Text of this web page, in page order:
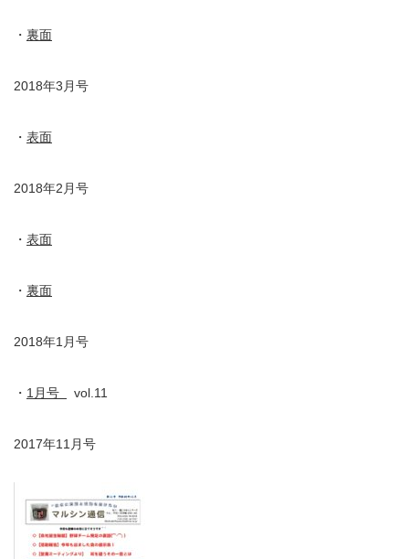
・ 裏面
2018年3月号
・ 表面
2018年2月号
・ 表面
・ 裏面
2018年1月号
・ 1月号 vol.11
2017年11月号